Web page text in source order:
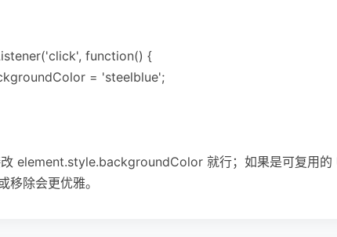
function() {
= 'steelblue';
element.style.backgroundColor 就行；如果是可复用的
除会更优雅。